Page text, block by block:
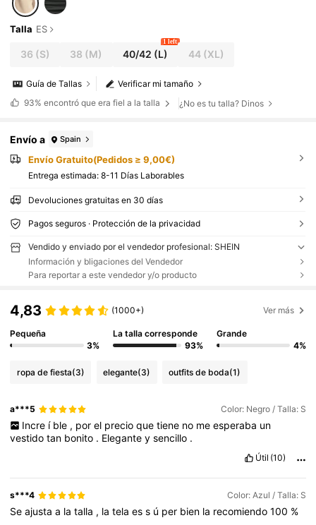
Talla ES
36 (S) 38 (M) 40/42 (L)
1 left
44(XL)
Verificar mi tamaño
Guía de Tallas
93% encontró que era fiel a la talla ¿No es tu talla? Dinos
Envío a Spain
Envío Gratuito(Pedidos ≥ 9,00€)
Entrega estimada: 8-11 Días Laborables
Devoluciones gratuitas en 30 días
Pagos seguros · Protección de la privacidad
Vendido y enviado por el vendedor profesional: SHEIN
Información y bligaciones del Vendedor
Para reportar a este vendedor y/o producto
4,83 (1000+) Ver más
Pequeña
3%
La talla corresponde
93%
Grande
4%
ropa de fiesta(3) elegante(3) outfits de boda(1)
a***5 Color: Negro / Talla: S
Incre í ble , por el precio que tiene no me esperaba un
vestidotan bonito . Eleganteysencillo .
Útil (10)
s***4 Color: Azul / Talla: S
Seajustaa latalla , latelaess ú per bien la recomiendo100 %